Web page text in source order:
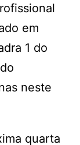
em
1 do
neste
quarta